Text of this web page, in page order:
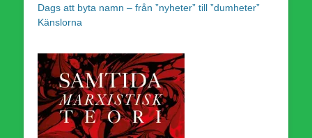
Dags att byta namn – från ”nyheter” till ”dumheter”
Känslorna